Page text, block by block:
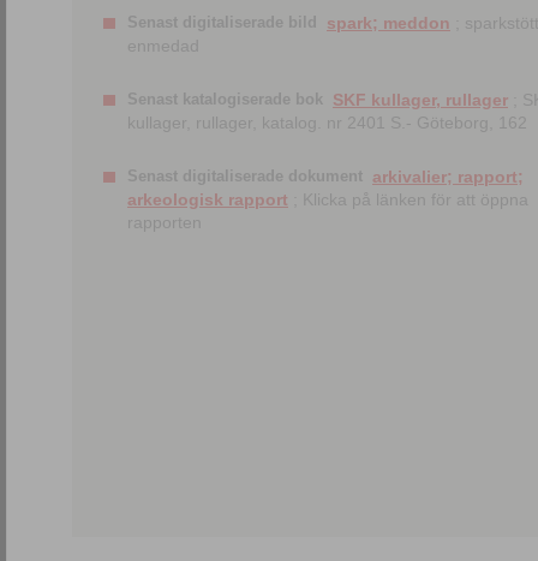
Senast digitaliserade bild spark; meddon ;
enmedad
Senast katalogiserade bok SKF kullager, rullager ;
kullager, rullager, katalog. nr 2401 S.- Göteborg, 162
Senast digitaliserade dokument arkivalier; rapport;
arkeologisk rapport ; Klicka på länken för att öppna
rapporten